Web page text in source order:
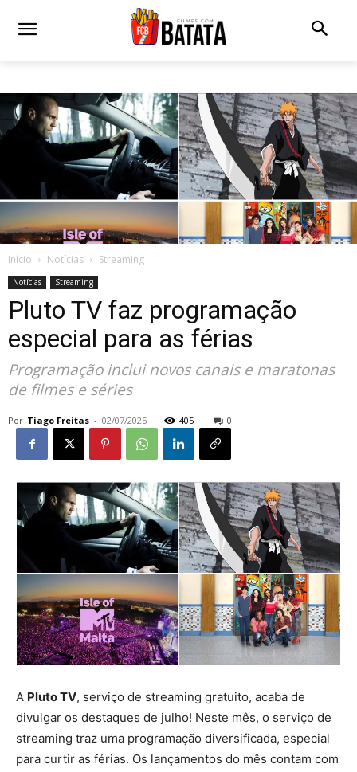
Início Notícias Streaming
Notícias Streaming
Pluto TV faz programação
especial para as férias
Programação inclui novos canais e maratonas
de filmes e séries
Por Tiago Freitas - 02/07/2025 405 0
A Pluto TV, serviço de streaming gratuito, acaba de
divulgar os destaques de julho! Neste mês, o serviço de
streaming traz uma programação diversificada, especial
para curtir as férias. Os lançamentos do mês contam com